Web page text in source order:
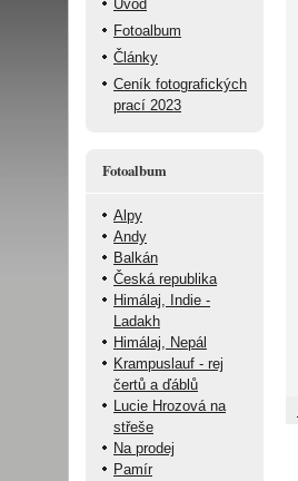
Úvod
Fotoalbum
Články
Ceník fotografických
prací 2023
Fotoalbum
Alpy
Andy
Balkán
Česká republika
Himálaj, Indie -
Ladakh
Himálaj, Nepál
Krampuslauf - rej
čertů a ďáblů
Lucie Hrozová na
střeše
Na prodej
Pamír